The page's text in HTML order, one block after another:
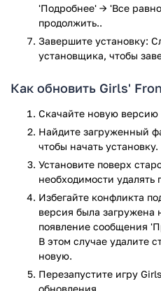
сигнатурам заражения
'Подробнее' → 'Все
продолжить..
Завершите установку:
установщика, чтобы
Как обновить Girls'
Скачайте новую версию
Найдите загруженный
чтобы начать установку.
Установите поверх
необходимости
Избегайте конфликта
версия была загружена
появление сообщения
В этом случае удалите
новую.
Перезапустите игру
обновления.